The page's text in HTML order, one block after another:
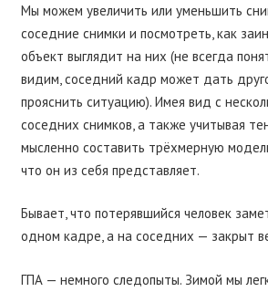
Мы можем увеличить или уменьшить
соседние снимки и посмотреть, как
объект выглядит на них (не всегда
видим, соседний кадр может дать
прояснить ситуацию). Имея вид с
соседних снимков, а также учитывая
мысленно составить трёхмерную
что он из себя представляет.
Бывает, что потерявшийся человек
одном кадре, а на соседних — закрыт
ГПА— немного следопыты. Зимой мы